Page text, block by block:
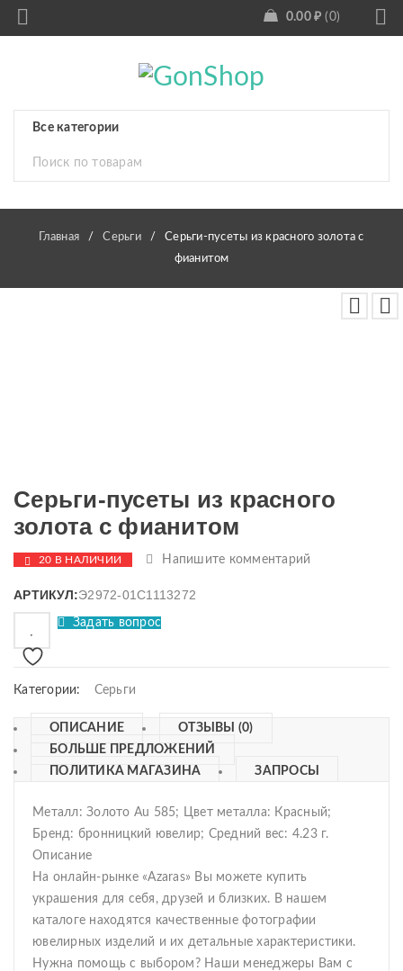
0.00 ₽ 0
Главная / Серьги /
Серьги-пусеты из красного золота с
фианитом
Серьги-пусеты из красного
золота с фианитом
20 В НАЛИЧИИ Напишите комментарий
АРТИКУЛ:Э2972-01С1113272
Задать вопрос
Категории: Серьги
ОПИСАНИЕ
ОТЗЫВЫ (0)
БОЛЬШЕ ПРЕДЛОЖЕНИЙ
ПОЛИТИКА МАГАЗИНА
ЗАПРОСЫ
Металл: Золото Au 585; Цвет металла: Красный;
Бренд: бронницкий ювелир; Средний вес: 4.23 г.
Описание
На онлайн-рынке «Azaras» Вы можете купить
украшения для себя, друзей и близких. В нашем
каталоге находятся качественные фотографии
ювелирных изделий и их детальные характеристики.
Нужна помощь с выбором? Наши менеджеры Вам с